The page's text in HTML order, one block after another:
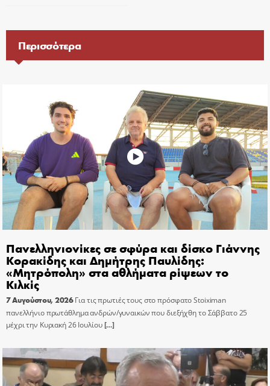
Περισσότερα
Πανελληνιονίκες σε σφύρα και δίσκο Γιάννης
Κορακίδης και Δημήτρης Παυλίδης:
«Μητρόπολη» στα αθλήματα ρίψεων το
Κιλκίς
7 Αυγούστου, 2026 Για τις πρωτιές τους στο πρόσφατο Stoiximan
πανελλήνιο πρωτάθλημα ανδρών/γυναικών που διεξήχθη το Σάββατο 25
μέχρι την Κυριακή 26 Ιουλίου[…]